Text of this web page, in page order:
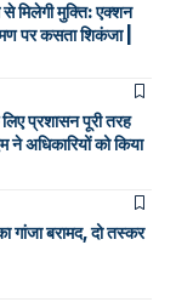
मिलेगी मुक्ति: एक्शन
पर कसता शिकंजा |
प्रशासन पूरी तरह
ने अधिकारियों को किया
बरामद, दो तस्कर